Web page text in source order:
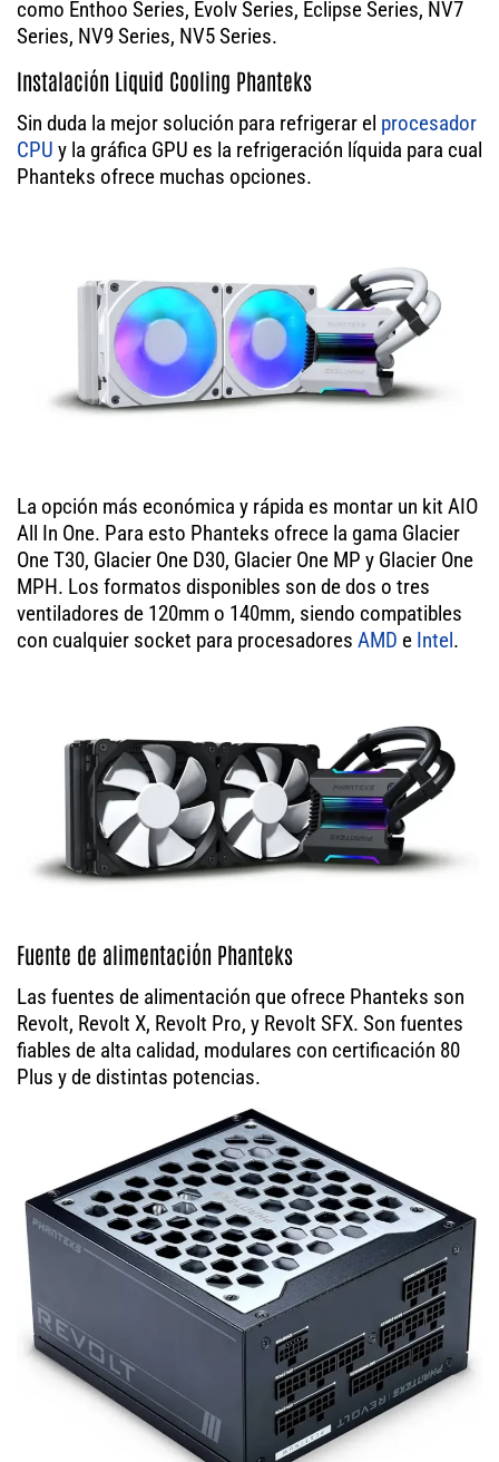
como Enthoo Series, Evolv Series, Eclipse Series, NV7
Series, NV9 Series, NV5 Series.
Instalación Liquid Cooling Phanteks
Sin duda la mejor solución para refrigerar el procesador
CPU y la gráfica GPU es la refrigeración líquida para cual
Phanteks ofrece muchas opciones.
La opción más económica y rápida es montar un kit AIO
All In One. Para esto Phanteks ofrece la gama Glacier
One T30, Glacier One D30, Glacier One MP y Glacier One
MPH. Los formatos disponibles son de dos o tres
ventiladores de 120mm o 140mm, siendo compatibles
con cualquier socket para procesadores AMD e Intel.
Fuente de alimentación Phanteks
Las fuentes de alimentación que ofrece Phanteks son
Revolt, Revolt X, Revolt Pro, y Revolt SFX. Son fuentes
fiables de alta calidad, modulares con certificación 80
Plus y de distintas potencias.